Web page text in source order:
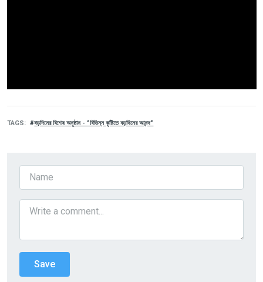
TAGS বড়দিনের বিশেষ অনুষ্ঠান - ”বিভিন্ন কৃষ্টিতে বড়দিনের আনন্দ”